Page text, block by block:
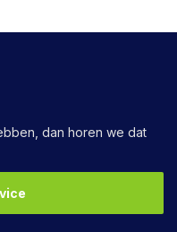
dan horen we dat